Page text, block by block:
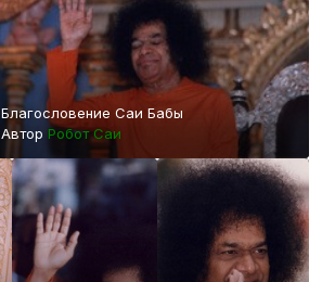
Благословение Саи Бабы
Автор Робот Саи